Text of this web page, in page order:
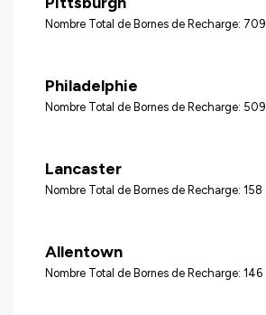
Nombre Total de Bornes de Recharge: 709
Philadelphie
Nombre Total de Bornes de Recharge: 509
Lancaster
Nombre Total de Bornes de Recharge: 158
Allentown
Nombre Total de Bornes de Recharge: 146